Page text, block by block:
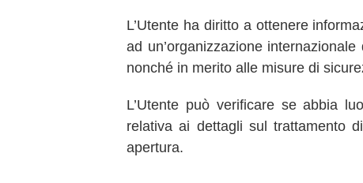
L’Utente ha diritto a ottenere
ad un’organizzazione
nonché in merito alle misure di
L’Utente può verificare se abbia
relativa ai dettagli sul trattamento
apertura.